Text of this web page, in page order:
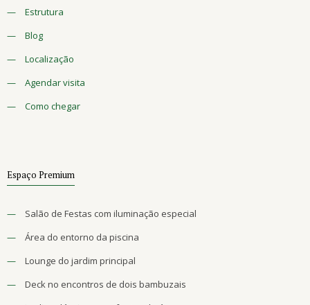
—
Estrutura
—
Blog
—
Localização
—
Agendar visita
—
Como chegar
Espaço Premium
—
Salão de Festas com iluminação especial
—
Área do entorno da piscina
—
Lounge do jardim principal
—
Deck no encontros de dois bambuzais